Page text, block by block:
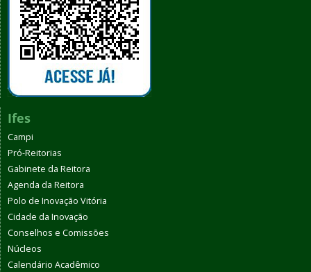
Ifes
Campi
Pró-Reitorias
Gabinete da Reitora
Agenda da Reitora
Polo de Inovação Vitória
Cidade da Inovação
Conselhos e Comissões
Núcleos
Calendário Acadêmico